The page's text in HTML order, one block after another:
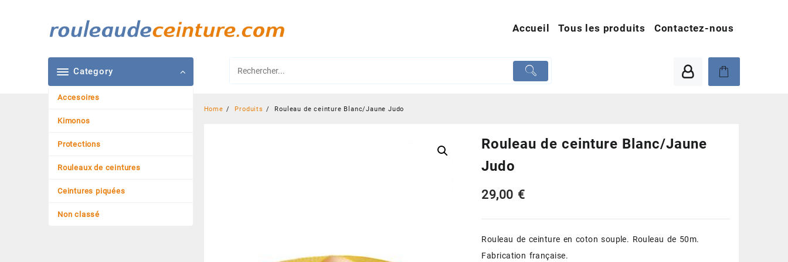
Accueil Tous les produits Contactez-nous
Category
Accesoires
Kimonos
Protections
Rouleaux de ceintures
Ceintures piquées
Non classé
Home Produits Rouleau de ceinture Blanc/Jaune Judo
Rouleau de ceinture Blanc/Jaune
Judo
29,00 €
Rouleau de ceinture en coton souple. Rouleau de 50m.
Fabrication française.